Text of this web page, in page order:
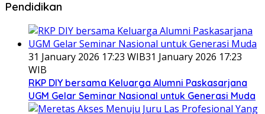
Pendidikan
31 January 2026 17:23 WIB31 January 2026 17:23
WIB
RKP DIY bersama Keluarga Alumni Paskasarjana
UGM Gelar Seminar Nasional untuk Generasi Muda